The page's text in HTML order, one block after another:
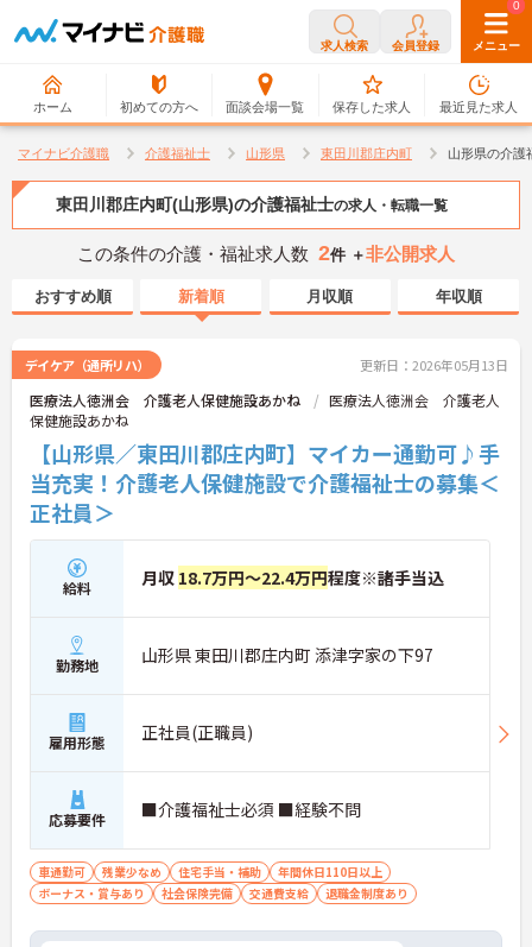
求人検索 会員登録 メニュー
ホーム 初めての方へ 面談会場一覧
0
保存した求人
0
最近見た求人
マイナビ介護職 介護福祉士 山形県 東田川郡庄内町 山形県の介護
東田川郡庄内町(山形県)の介護福祉士の求人・転職一覧
この条件の介護・福祉求人数 2件 ＋非公開求人
おすすめ順 新着順 月収順 年収順
デイケア（通所リハ） 更新日：2026年05月13日
医療法人徳洲会 介護老人保健施設あかね
医療法人徳洲会 介護老人
保健施設あかね
【山形県／東田川郡庄内町】マイカー通勤可♪手
当充実！介護老人保健施設で介護福祉士の募集＜
正社員＞
給料 月収 18.7万円～22.4万円程度※諸手当込
勤務地 山形県 東田川郡庄内町 添津字家の下97
雇用形態 正社員(正職員)
応募要件 ■介護福祉士必須 ■経験不問
車通勤可 残業少なめ 住宅手当・補助
年間休日110日以上
ボーナス・賞与あり
社会保険完備 交通費支給 退職金制度あり